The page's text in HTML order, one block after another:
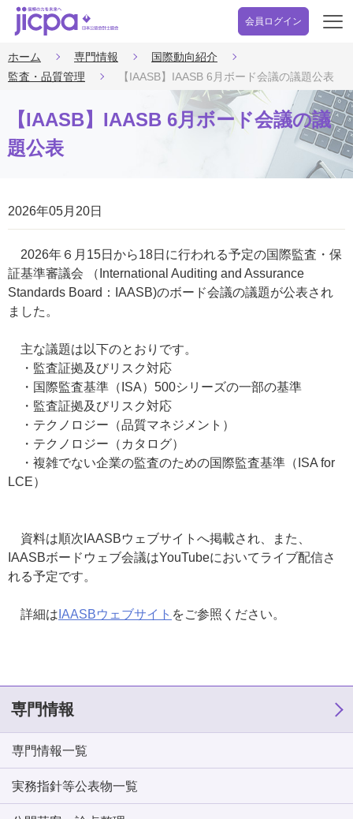
会員ログイン
開
ホーム 専門情報
国際動向紹介
監査・品質管理
【IAASB】IAASB 6月ボード会議の議題公表
【IAASB】IAASB 6月ボード会議の議
題公表
2026年05月20日
2026年６月15日から18日に行われる予定の国際監査・保
証基準審議会 （International Auditing and Assurance
Standards Board：IAASB)のボード会議の議題が公表され
ました。
主な議題は以下のとおりです。
・監査証拠及びリスク対応
・国際監査基準（ISA）500シリーズの一部の基準
・監査証拠及びリスク対応
・テクノロジー（品質マネジメント）
・テクノロジー（カタログ）
・複雑でない企業の監査のための国際監査基準（ISA for
LCE）
資料は順次IAASBウェブサイトへ掲載され、また、
IAASBボードウェブ会議はYouTubeにおいてライブ配信さ
れる予定です。
詳細は IAASBウェブサイト をご参照ください。
専門情報
専門情報一覧
実務指針等公表物一覧